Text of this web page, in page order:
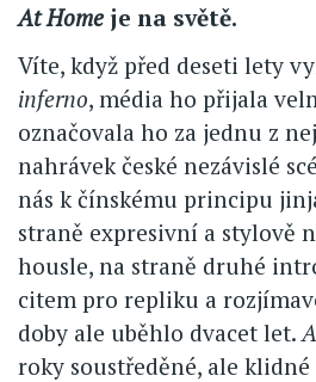
At Home je na světě.
Víte, když před deseti lety
inferno, média ho přijala
označovala ho za jednu z
nahrávek české nezávislé
nás k čínskému principu
straně expresivní a stylově
housle, na straně druhé
citem pro repliku a
doby ale uběhlo dvacet let.
roky soustředěné, ale